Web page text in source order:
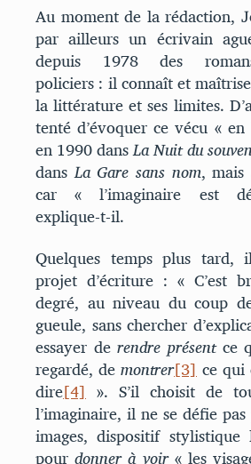
Au moment de la rédaction,
par ailleurs un écrivain
depuis 1978 des
policiers : il connaît et
la littérature et ses limites.
tenté d’évoquer ce vécu «
en 1990 dansLa Nuit du
dansLa Gare sans nom,
car « l’imaginaire est
explique-t-il.
Quelques temps plus tard,
projet d’écriture : « C’est
degré, au niveau du coup
gueule, sans chercher
essayer derendre présentce
regardé, demontrer[3]ce qui
dire[4] ». S’il choisit de
l’imaginaire, il ne se défie
images, dispositif